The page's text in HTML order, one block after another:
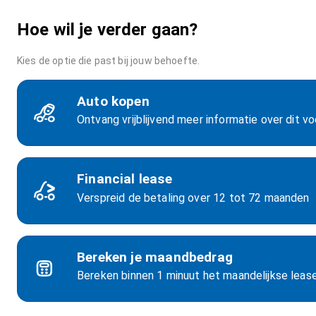
Hoe wil je verder gaan?
Kies de optie die past bij jouw behoefte.
Auto kopen
Ontvang vrijblijvend meer informatie over dit
Financial lease
Verspreid de betaling over 12 tot 72 maanden
Bereken je maandbedrag
Bereken binnen 1 minuut het maandelijkse